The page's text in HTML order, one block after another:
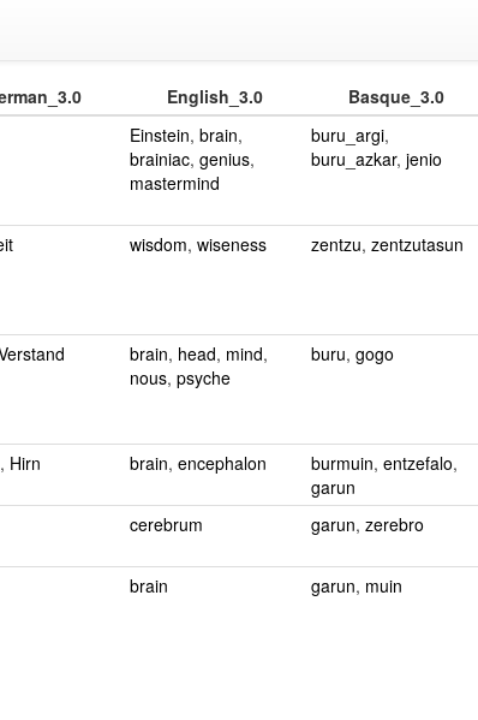
English_3.0 Basque_3.0
Einstein, brain,
brainiac, genius,
mastermind
buru_argi,
buru_azkar, jenio
wisdom, wiseness zentzu, zentzutasun
brain, head, mind,
nous, psyche
buru, gogo
, Hirn brain, encephalon burmuin, entzefalo,
garun
cerebrum garun, zerebro
brain garun, muin